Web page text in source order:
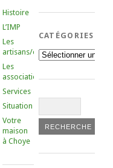
Histoire
L’IMP
Les
artisans/commerçants
Les
associations
Services
Situation
Votre
maison
à Choye
CATÉGORIES
Catégories